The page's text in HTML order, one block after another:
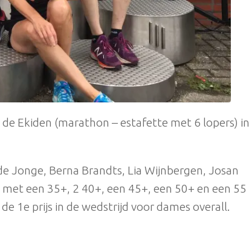
Ekiden (marathon – estafette met 6 lopers) in
Jonge, Berna Brandts, Lia Wijnbergen, Josan
een 35+, 2 40+, een 45+, een 50+ en een 55
1e prijs in de wedstrijd voor dames overall.